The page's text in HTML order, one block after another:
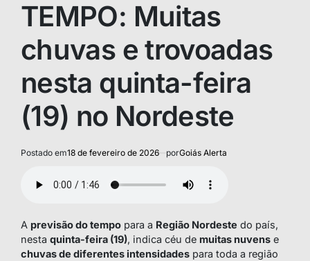
TEMPO: Muitas
chuvas e trovoadas
nesta quinta-feira
(19) no Nordeste
Postado em18 de fevereiro de 2026 porGoiás Alerta
A previsão do tempo para a Região Nordeste do país,
nesta quinta-feira (19), indica céu de muitas nuvens e
chuvas de diferentes intensidades para toda a região